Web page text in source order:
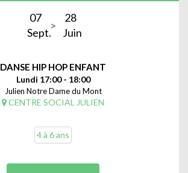
07
Sept.
28
Juin
DANSE HIP HOP ENFANT
Lundi 17:00 - 18:00
Julien Notre Dame du Mont
CENTRE SOCIAL JULIEN
4 à 6 ans